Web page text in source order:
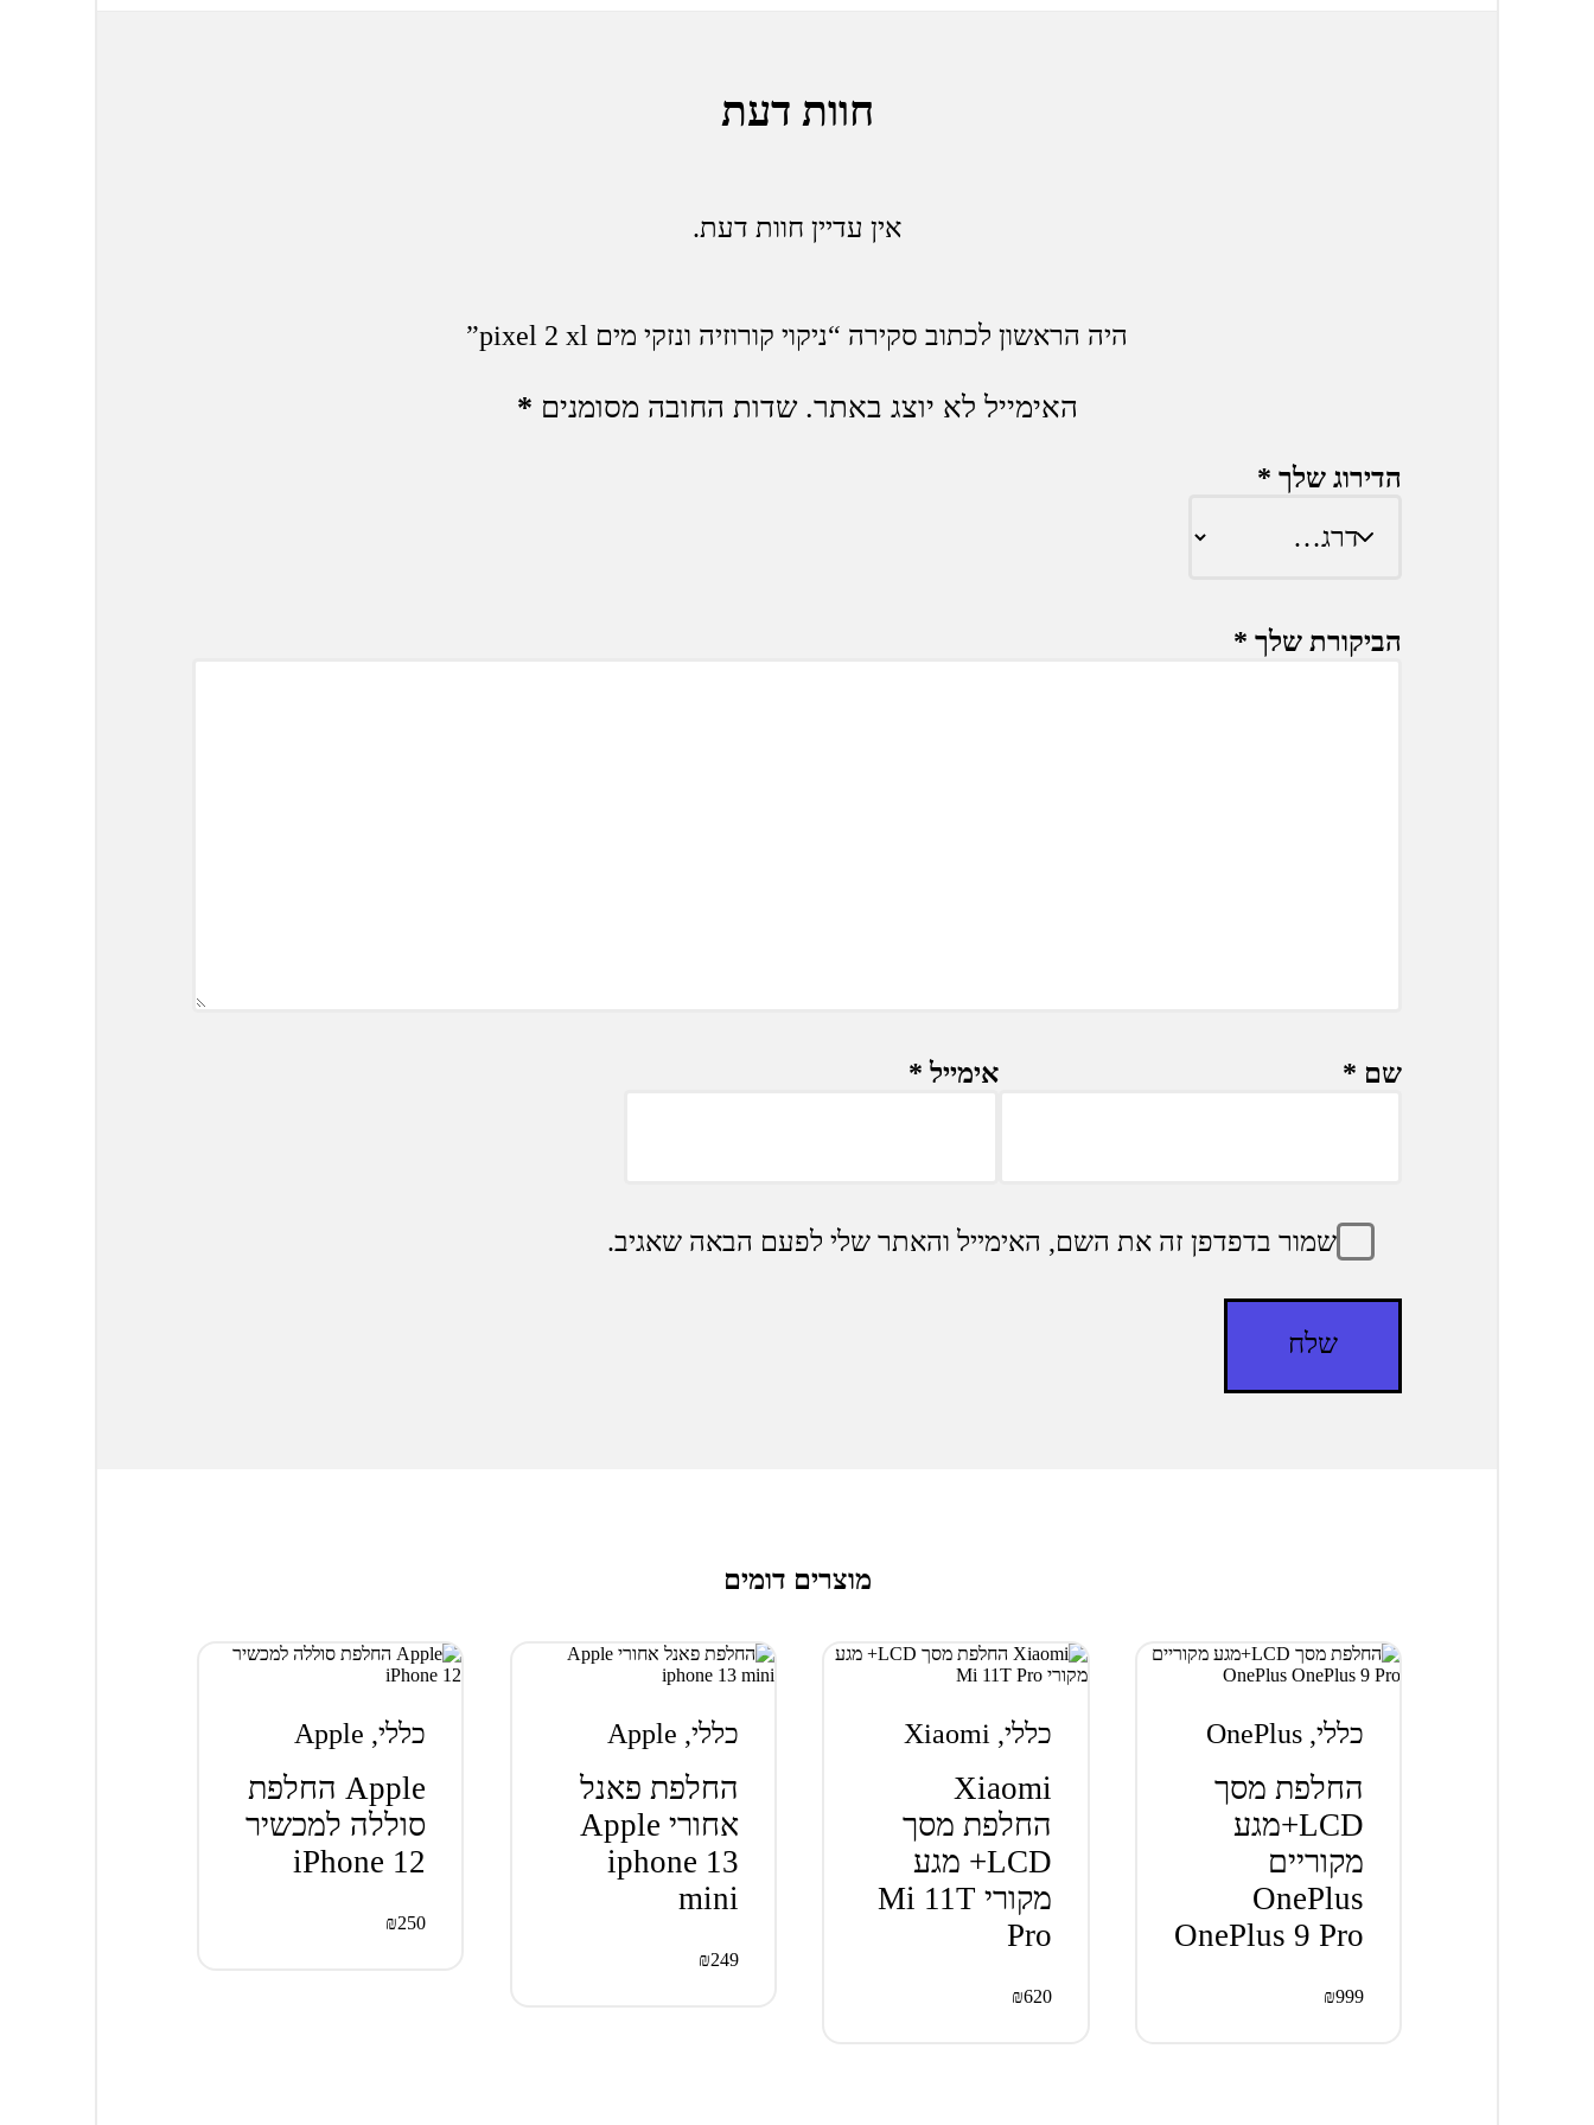
חוות דעת
אין עדיין חוות דעת.
היה הראשון לכתוב סקירה “ניקוי קורוזיה ונזקי מים pixel 2 xl”
האימייל לא יוצג באתר. שדות החובה מסומנים *
הדירוג שלך *
הביקורת שלך *
שם * אימייל *
שמור בדפדפן זה את השם, האימייל והאתר שלי לפעם הבאה שאגיב.
מוצרים דומים
כללי,
OnePlus
החלפת מסך
LCD+מגע
מקוריים
OnePlus
OnePlus 9 Pro
₪999
כללי,
Xiaomi
Xiaomi
החלפת מסך
LCD+ מגע
מקורי Mi 11T
Pro
₪620
כללי,
Apple
החלפת פאנל
אחורי Apple
iphone 13
mini
₪249
כללי,
Apple
Apple החלפת
סוללה למכשיר
iPhone 12
₪250